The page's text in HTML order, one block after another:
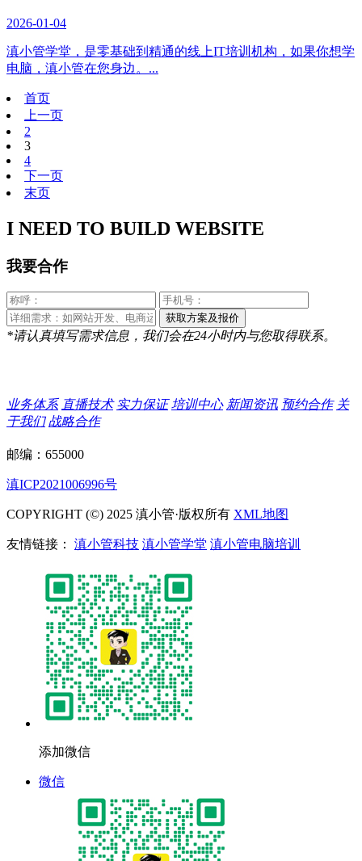
2026-01-04
滇小管学堂，是零基础到精通的线上IT培训机构，如果你想学
电脑，滇小管在您身边。...
首页
上一页
2
3
4
下一页
末页
I NEED TO BUILD WEBSITE
我要合作
*请认真填写需求信息，我们会在24小时内与您取得联系。
业务体系 直播技术 实力保证 培训中心 新闻资讯 预约合作 关
于我们 战略合作
邮编：655000
滇ICP2021006996号
COPYRIGHT (©) 2025 滇小管·版权所有 XML地图
友情链接： 滇小管科技 滇小管学堂 滇小管电脑培训
添加微信
微信